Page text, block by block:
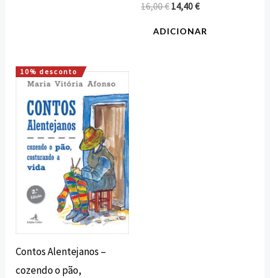
16,00€ 14,40€
ADICIONAR
10% desconto
Contos Alentejanos –
cozendo o pão,
O
preço
original
era:
10,00 €.
O
preço
atual
é:
9,00 €.